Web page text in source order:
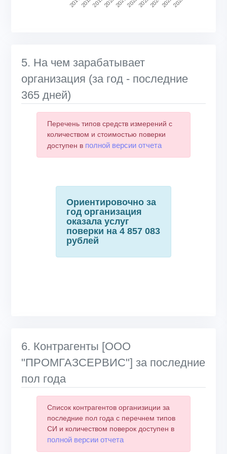
5. На чем зарабатывает
организация (за год - последние
365 дней)
Перечень типов средств измерений с
количеством и стоимостью поверки
доступен в полной версии отчета
Ориентировочно за
год организация
оказала услуг
поверки на 4 857 083
рублей
6. Контрагенты [ООО
"ПРОМГАЗСЕРВИС"] за последние
пол года
Список контрагентов организиции за
последние пол года с перечнем типов
СИ и количеством поверок доступен в
полной версии отчета